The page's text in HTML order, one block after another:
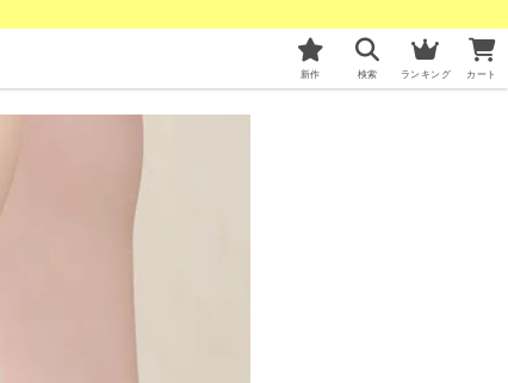
新作 検索 ランキング カート